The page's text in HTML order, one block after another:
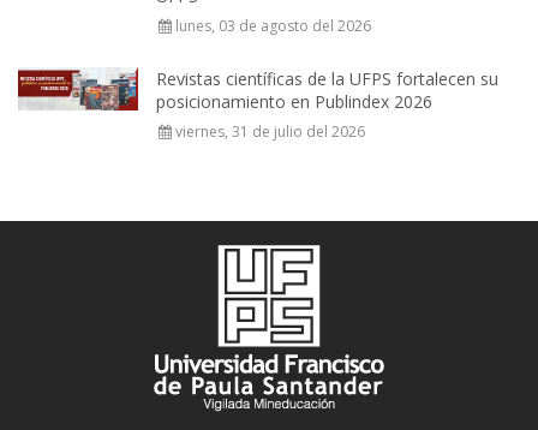
lunes, 03 de agosto del 2026
Revistas científicas de la UFPS fortalecen su
posicionamiento en Publindex 2026
viernes, 31 de julio del 2026